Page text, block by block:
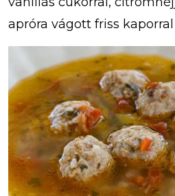
apróra vágott friss